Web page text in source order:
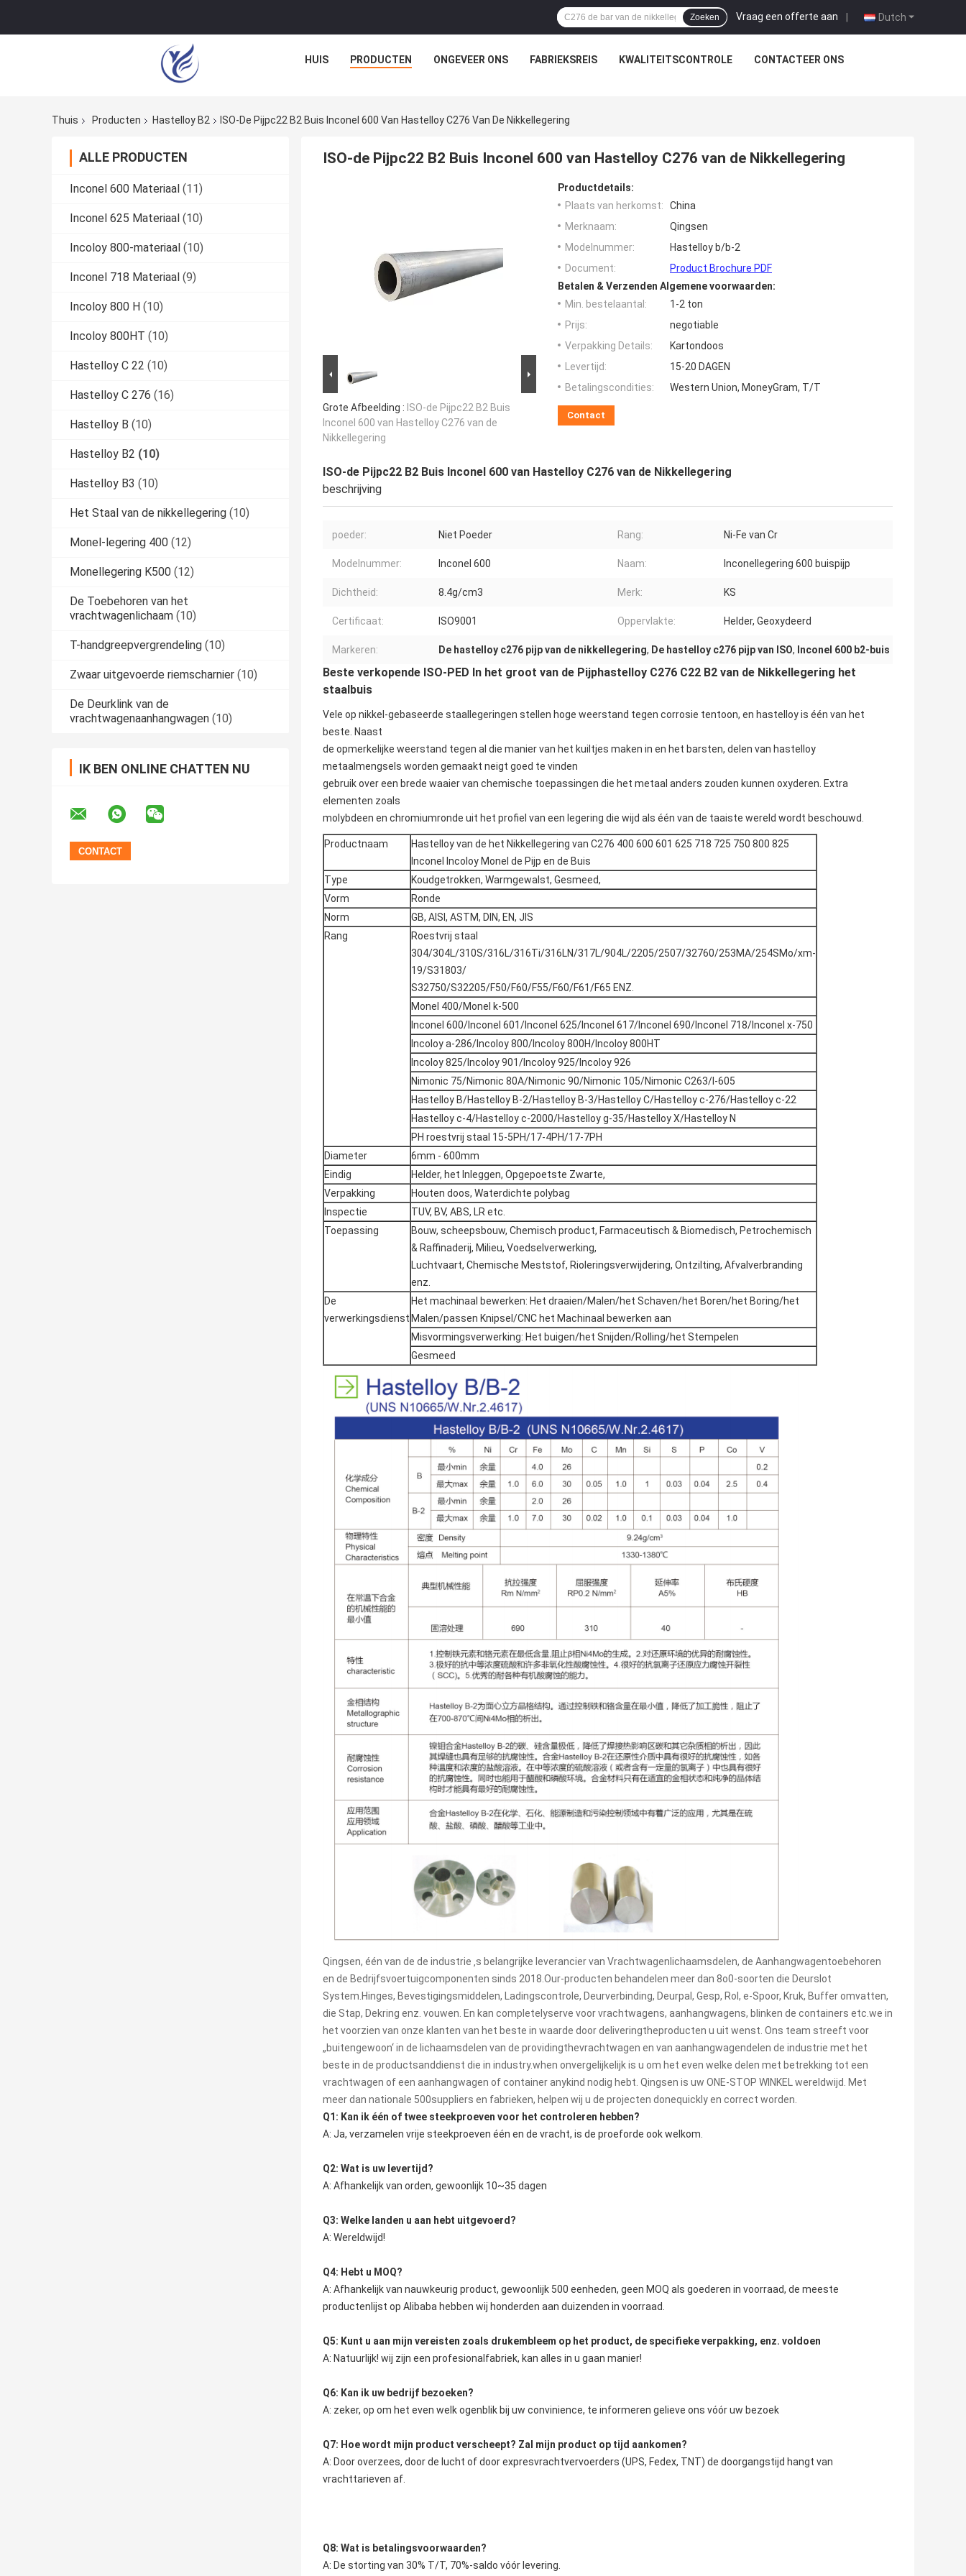
Dutch
Vraag een offerte aan |
Zoeken
HUIS PRODUCTEN ONGEVEER ONS FABRIEKSREIS KWALITEITSCONTROLE CONTACTEER ONS
Thuis Producten Hastelloy B2 ISO-De Pijpc22 B2 Buis Inconel 600 Van Hastelloy C276 Van De Nikkellegering
ALLE PRODUCTEN
Inconel 600 Materiaal (11)
Inconel 625 Materiaal (10)
Incoloy 800-materiaal (10)
Inconel 718 Materiaal (9)
Incoloy 800 H (10)
Incoloy 800HT (10)
Hastelloy C 22 (10)
Hastelloy C 276 (16)
Hastelloy B (10)
Hastelloy B2 (10)
Hastelloy B3 (10)
Het Staal van de nikkellegering (10)
Monel-legering 400 (12)
Monellegering K500 (12)
De Toebehoren van het
vrachtwagenlichaam (10)
T-handgreepvergrendeling (10)
Zwaar uitgevoerde riemscharnier (10)
De Deurklink van de
vrachtwagenaanhangwagen (10)
IK BEN ONLINE CHATTEN NU
ISO-de Pijpc22 B2 Buis Inconel 600 van Hastelloy C276 van de Nikkellegering
Grote Afbeelding : ISO-de Pijpc22 B2 Buis
Inconel 600 van Hastelloy C276 van de
Nikkellegering
Productdetails:
Plaats van herkomst:
China
Merknaam:
Qingsen
Modelnummer:
Hastelloy b/b-2
Document:
Product Brochure PDF
Betalen & Verzenden Algemene voorwaarden:
Min. bestelaantal:
1-2 ton
Prijs:
negotiable
Verpakking Details:
Kartondoos
Levertijd:
15-20 DAGEN
Betalingscondities:
Western Union, MoneyGram, T/T
Contact
ISO-de Pijpc22 B2 Buis Inconel 600 van Hastelloy C276 van de Nikkellegering
beschrijving
poeder: Niet Poeder Rang: Ni-Fe van Cr
Modelnummer: Inconel 600 Naam: Inconellegering 600 buispijp
Dichtheid: 8.4g/cm3 Merk: KS
Certificaat: ISO9001 Oppervlakte: Helder, Geoxydeerd
Markeren: De hastelloy c276 pijp van de nikkellegering, De hastelloy c276 pijp van ISO, Inconel 600 b2-buis
Beste verkopende ISO-PED In het groot van de Pijphastelloy C276 C22 B2 van de Nikkellegering het
staalbuis
Vele op nikkel-gebaseerde staallegeringen stellen hoge weerstand tegen corrosie tentoon, en hastelloy is één van het
beste. Naast
de opmerkelijke weerstand tegen al die manier van het kuiltjes maken in en het barsten, delen van hastelloy
metaalmengsels worden gemaakt neigt goed te vinden
gebruik over een brede waaier van chemische toepassingen die het metaal anders zouden kunnen oxyderen. Extra
elementen zoals
molybdeen en chromiumronde uit het profiel van een legering die wijd als één van de taaiste wereld wordt beschouwd.
Productnaam
Hastelloy van de het Nikkellegering van C276 400 600 601 625 718 725 750 800 825
Inconel Incoloy Monel de Pijp en de Buis
Type
Koudgetrokken, Warmgewalst, Gesmeed,
Vorm
Ronde
Norm
GB, AISI, ASTM, DIN, EN, JIS
Rang
Roestvrij staal
304/304L/310S/316L/316Ti/316LN/317L/904L/2205/2507/32760/253MA/254SMo/xm-
19/S31803/
S32750/S32205/F50/F60/F55/F60/F61/F65 ENZ.
Monel 400/Monel k-500
Inconel 600/Inconel 601/Inconel 625/Inconel 617/Inconel 690/Inconel 718/Inconel x-750
Incoloy a-286/Incoloy 800/Incoloy 800H/Incoloy 800HT
Incoloy 825/Incoloy 901/Incoloy 925/Incoloy 926
Nimonic 75/Nimonic 80A/Nimonic 90/Nimonic 105/Nimonic C263/l-605
Hastelloy B/Hastelloy B-2/Hastelloy B-3/Hastelloy C/Hastelloy c-276/Hastelloy c-22
Hastelloy c-4/Hastelloy c-2000/Hastelloy g-35/Hastelloy X/Hastelloy N
PH roestvrij staal 15-5PH/17-4PH/17-7PH
Diameter
6mm - 600mm
Eindig
Helder, het Inleggen, Opgepoetste Zwarte,
Verpakking
Houten doos, Waterdichte polybag
Inspectie
TUV, BV, ABS, LR etc.
Toepassing
Bouw, scheepsbouw, Chemisch product, Farmaceutisch & Biomedisch, Petrochemisch
& Raffinaderij, Milieu, Voedselverwerking,
Luchtvaart, Chemische Meststof, Rioleringsverwijdering, Ontzilting, Afvalverbranding
enz.
De
verwerkingsdienst
Het machinaal bewerken: Het draaien/Malen/het Schaven/het Boren/het Boring/het
Malen/passen Knipsel/CNC het Machinaal bewerken aan
Misvormingsverwerking: Het buigen/het Snijden/Rolling/het Stempelen
Gesmeed
Qingsen, één van de de industrie ‚s belangrijke leverancier van Vrachtwagenlichaamsdelen, de Aanhangwagentoebehoren
en de Bedrijfsvoertuigcomponenten sinds 2018.Our-producten behandelen meer dan 8o0-soorten die Deurslot
System.Hinges, Bevestigingsmiddelen, Ladingscontrole, Deurverbinding, Deurpal, Gesp, Rol, e-Spoor, Kruk, Buffer omvatten,
die Stap, Dekring enz. vouwen. En kan completelyserve voor vrachtwagens, aanhangwagens, blinken de containers etc.we in
het voorzien van onze klanten van het beste in waarde door deliveringtheproducten u uit wenst. Ons team streeft voor
„buitengewoon‘ in de lichaamsdelen van de providingthevrachtwagen en van aanhangwagendelen de industrie met het
beste in de productsanddienst die in industry.when onvergelijkelijk is u om het even welke delen met betrekking tot een
vrachtwagen of een aanhangwagen of container anykind nodig hebt. Qingsen is uw ONE-STOP WINKEL wereldwijd. Met
meer dan nationale 500suppliers en fabrieken, helpen wij u de projecten donequickly en correct worden.
Q1: Kan ik één of twee steekproeven voor het controleren hebben?
A: Ja, verzamelen vrije steekproeven één en de vracht, is de proeforde ook welkom.
Q2: Wat is uw levertijd?
A: Afhankelijk van orden, gewoonlijk 10~35 dagen
Q3: Welke landen u aan hebt uitgevoerd?
A: Wereldwijd!
Q4: Hebt u MOQ?
A: Afhankelijk van nauwkeurig product, gewoonlijk 500 eenheden, geen MOQ als goederen in voorraad, de meeste
productenlijst op Alibaba hebben wij honderden aan duizenden in voorraad.
Q5: Kunt u aan mijn vereisten zoals drukembleem op het product, de specifieke verpakking, enz. voldoen
A: Natuurlijk! wij zijn een profesionalfabriek, kan alles in u gaan manier!
Q6: Kan ik uw bedrijf bezoeken?
A: zeker, op om het even welk ogenblik bij uw convinience, te informeren gelieve ons vóór uw bezoek
Q7: Hoe wordt mijn product verscheept? Zal mijn product op tijd aankomen?
A: Door overzees, door de lucht of door expresvrachtvervoerders (UPS, Fedex, TNT) de doorgangstijd hangt van
vrachttarieven af.
Q8: Wat is betalingsvoorwaarden?
A: De storting van 30% T/T, 70%-saldo vóór levering.